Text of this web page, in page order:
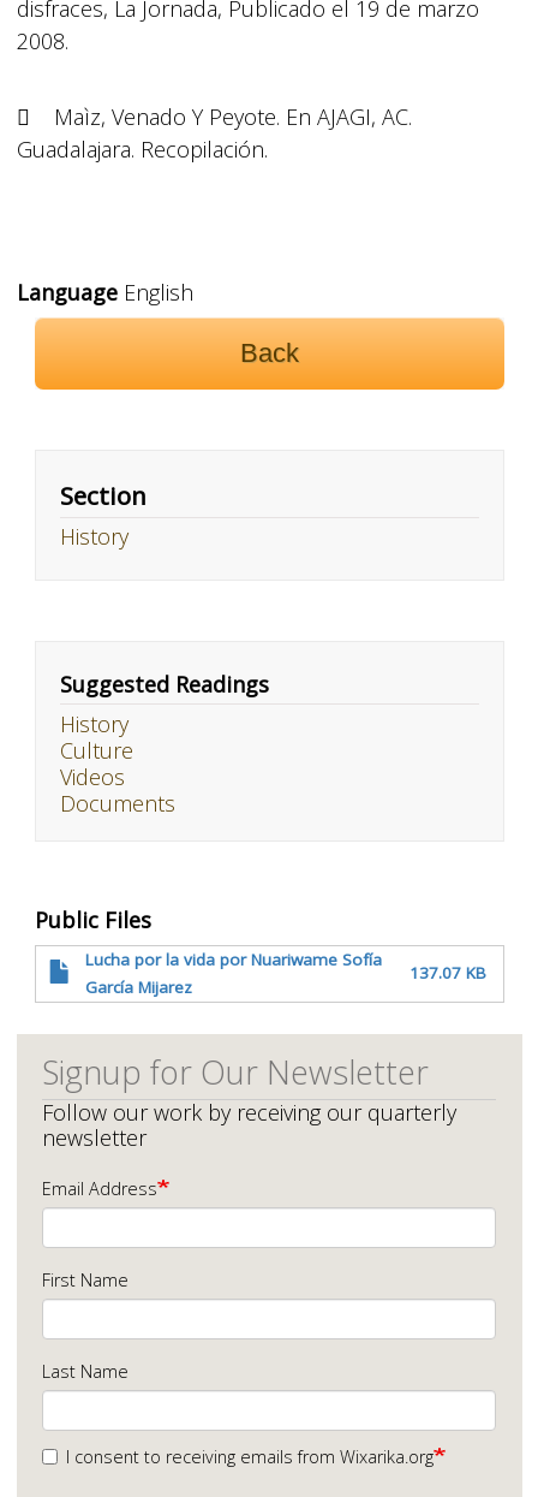
disfraces, La Jornada, Publicado el 19 de marzo
2008.
 Maìz, Venado Y Peyote. En AJAGI, AC.
Guadalajara. Recopilación.
LanguageEnglish
Back
Section
History
Suggested Readings
History
Culture
Videos
Documents
Public Files
Lucha por la vida por Nuariwame Sofía
García Mijarez
137.07 KB
Signup for Our Newsletter
Follow our work by receiving our quarterly
newsletter
Email Address
First Name
Last Name
I consent to receiving emails from Wixarika.org